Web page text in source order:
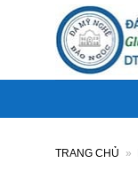
dung
TRANG CHỦ »